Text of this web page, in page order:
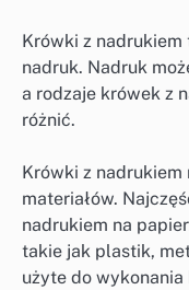
Krówki z
nadruk. Nadruk
a rodzaje krówek z
różnić.
Krówki z
materiałów.
nadrukiem na
takie jak plastik,
użyte do